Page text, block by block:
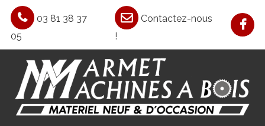
03 81 38 37
05
Contactez-nous
!